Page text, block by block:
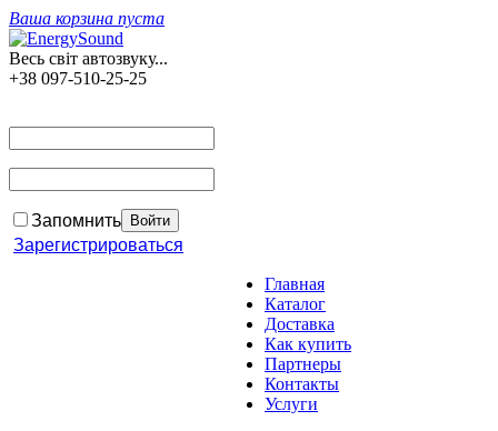
Ваша корзина пуста
Весь світ автозвуку...
+38 097-510-25-25
Запомнить
Зарегистрироваться
Главная
Каталог
Доставка
Как купить
Партнеры
Контакты
Услуги